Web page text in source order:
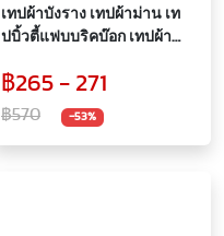
เทปผ้าบังราง เทปผ้าม่าน เท
ปบิ้วตี้แฟบบริคบ๊อก เทปผ้า
฿265 - 271
฿570 -53%